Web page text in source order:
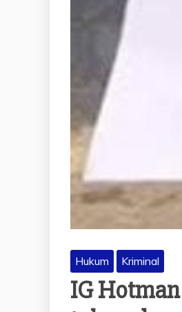
Hukum Kriminal
IG